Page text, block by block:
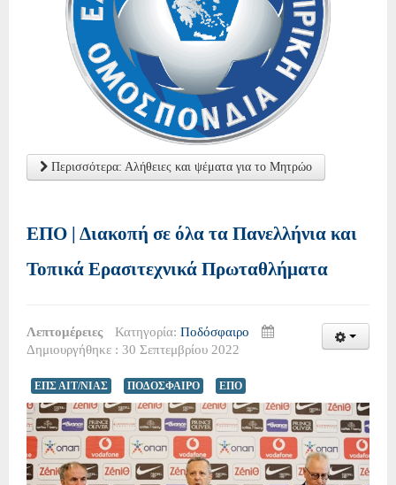
Περισσότερα: Αλήθειες και ψέματα για το Μητρώο
ΕΠΟ | Διακοπή σε όλα τα Πανελλήνια και
Τοπικά Ερασιτεχνικά Πρωταθλήματα
Λεπτομέρειες Κατηγορία: Ποδόσφαιρο
Δημιουργήθηκε : 30 Σεπτεμβρίου 2022
ΕΠΣ ΑΙΤ/ΝΙΑΣ ΠΟΔΟΣΦΑΙΡΟ ΕΠΟ